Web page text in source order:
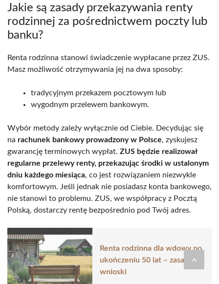
Jakie są zasady przekazywania renty
rodzinnej za pośrednictwem poczty lub
banku?
Renta rodzinna stanowi świadczenie wypłacane przez ZUS.
Masz możliwość otrzymywania jej na dwa sposoby:
tradycyjnym przekazem pocztowym lub
wygodnym przelewem bankowym.
Wybór metody zależy wyłącznie od Ciebie. Decydując się
na rachunek bankowy prowadzony w Polsce, zyskujesz
gwarancję terminowych wypłat. ZUS będzie realizował
regularne przelewy renty, przekazując środki w ustalonym
dniu każdego miesiąca, co jest rozwiązaniem niezwykle
komfortowym. Jeśli jednak nie posiadasz konta bankowego,
nie stanowi to problemu. ZUS, we współpracy z Pocztą
Polską, dostarczy rentę bezpośrednio pod Twój adres.
Renta rodzinna dla wdowy po
ukończeniu 50 lat – zasady i
wnioski